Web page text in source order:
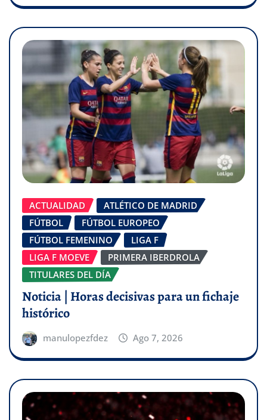
ACTUALIDAD
ATLÉTICO DE MADRID
FÚTBOL
FÚTBOL EUROPEO
FÚTBOL FEMENINO
LIGA F
LIGA F MOEVE
PRIMERA IBERDROLA
TITULARES DEL DÍA
Noticia | Horas decisivas para un fichaje
histórico
manulopezfdez Ago 7, 2026